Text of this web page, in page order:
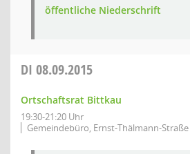
öffentliche Niederschrift
DI 08.09.2015
Ortschaftsrat Bittkau
19:30-21:20 Uhr
Gemeindebüro, Ernst-Thälmann-